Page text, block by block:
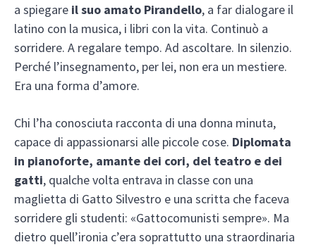
a spiegare il suo amato Pirandello, a far dialogare il
latino con la musica, i libri con la vita. Continuò a
sorridere. A regalare tempo. Ad ascoltare. In silenzio.
Perché l’insegnamento, per lei, non era un mestiere.
Era una forma d’amore.
Chi l’ha conosciuta racconta di una donna minuta,
capace di appassionarsi alle piccole cose. Diplomata
in pianoforte, amante dei cori, del teatro e dei
gatti, qualche volta entrava in classe con una
maglietta di Gatto Silvestro e una scritta che faceva
sorridere gli studenti: «Gattocomunisti sempre». Ma
dietro quell’ironia c’era soprattutto una straordinaria